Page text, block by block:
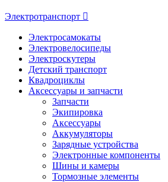
Электротранспорт
Электросамокаты
Электровелосипеды
Электроскутеры
Детский транспорт
Квадроциклы
Аксессуары и запчасти
Запчасти
Экипировка
Аксессуары
Аккумуляторы
Зарядные устройства
Электронные компоненты
Шины и камеры
Тормозные элементы